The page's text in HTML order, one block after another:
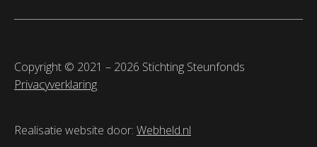
Copyright © 2021 – 2026 Stichting Steunfonds
Privacyverklaring
Realisatie website door: Webheld.nl